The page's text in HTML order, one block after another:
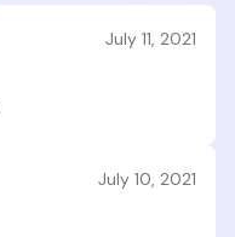
July 11, 2021
July 10, 2021